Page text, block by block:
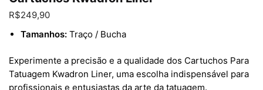
R$249,90
Tamanhos: Traço / Bucha
Experimente a precisão e a qualidade dos Cartuchos Para
Tatuagem Kwadron Liner, uma escolha indispensável para
profissionais e entusiastas da arte da tatuagem.
Enviar